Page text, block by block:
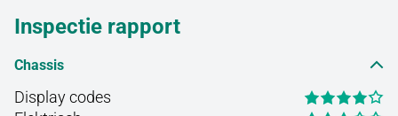
Inspectie rapport
Chassis
Display codes